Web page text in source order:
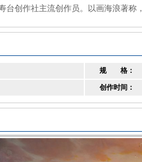
台创作社主流创作员。以画海浪著称
规 格：
创作时间：